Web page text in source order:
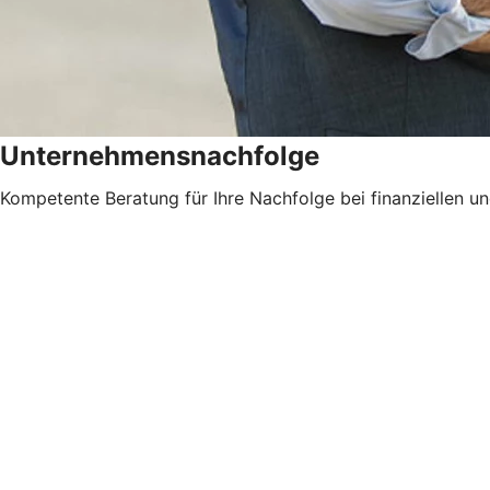
Unternehmensnachfolge
Kompetente Beratung für Ihre Nachfolge bei finanziellen